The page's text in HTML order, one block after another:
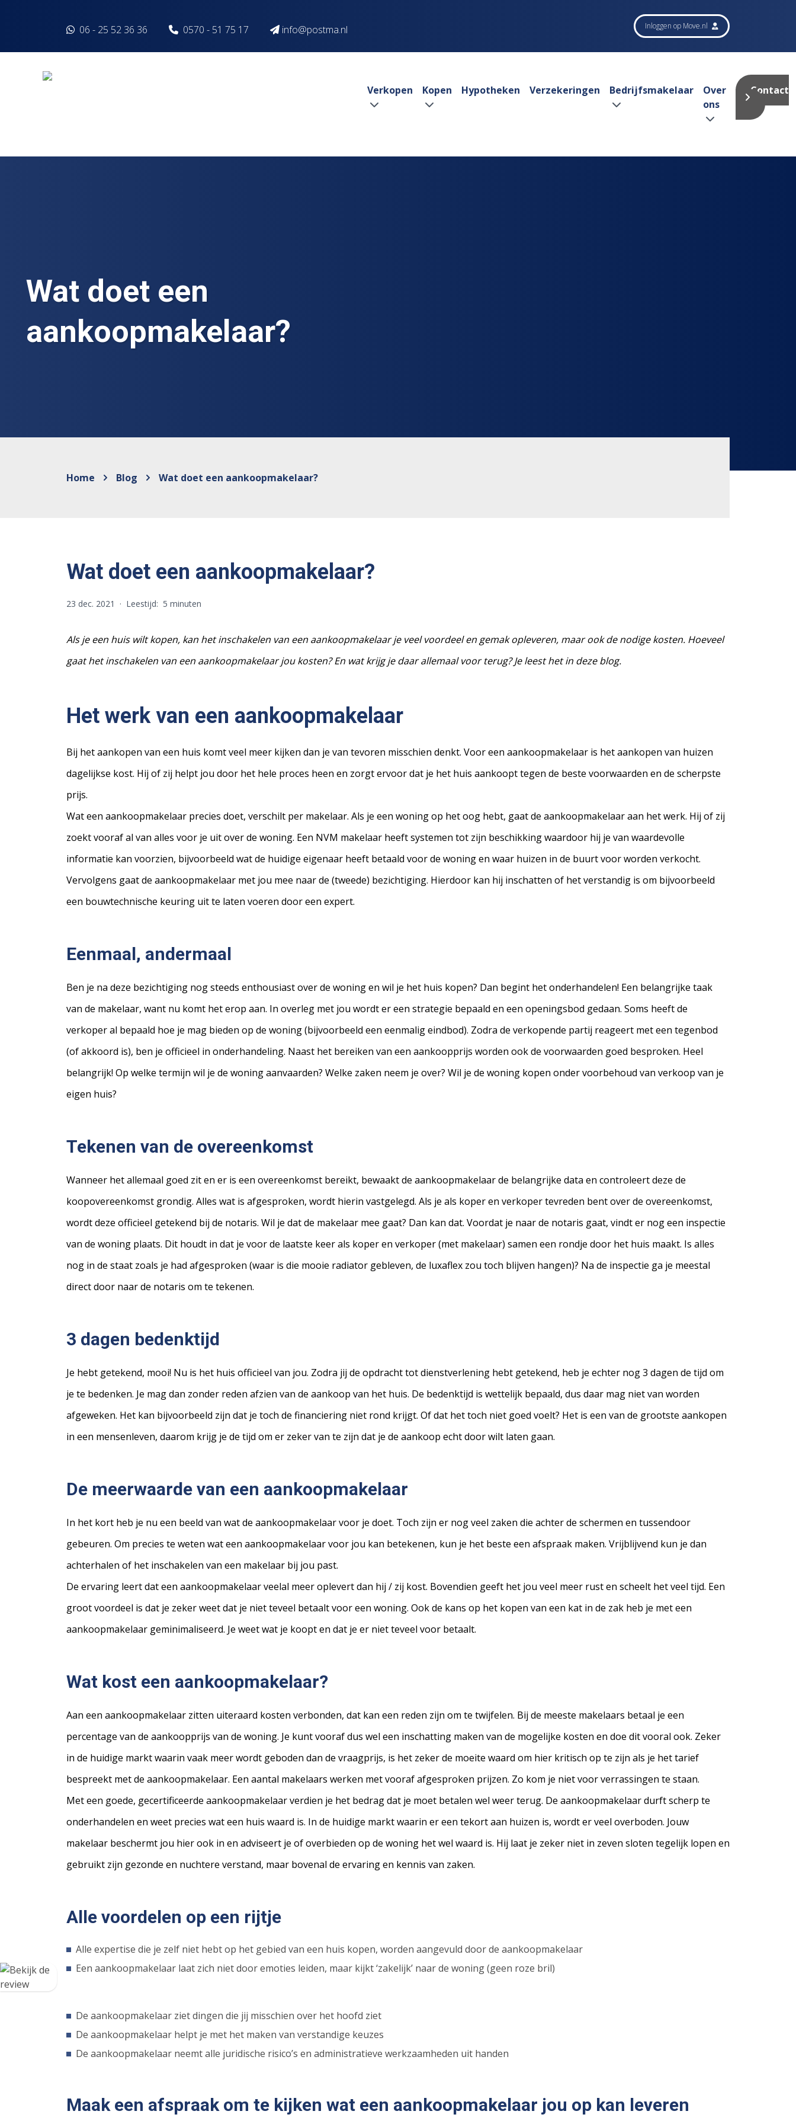
06 - 25 52 36 36
0570 - 51 75 17 info@postma.nl Inloggen op Move.nl
Verkopen Kopen Hypotheken Verzekeringen Bedrijfsmakelaar
Over
ons
Contact
Wat doet een
aankoopmakelaar?
Home Blog Wat doet een aankoopmakelaar?
Wat doet een aankoopmakelaar?
23 dec. 2021 · Leestijd: 5 minuten
Als je een huis wilt kopen, kan het inschakelen van een aankoopmakelaar je veel voordeel en gemak opleveren, maar ook de nodige kosten. Hoeveel
gaat het inschakelen van een aankoopmakelaar jou kosten? En wat krijg je daar allemaal voor terug? Je leest het in deze blog.
Het werk van een aankoopmakelaar
Bij het aankopen van een huis komt veel meer kijken dan je van tevoren misschien denkt. Voor een aankoopmakelaar is het aankopen van huizen
dagelijkse kost. Hij of zij helpt jou door het hele proces heen en zorgt ervoor dat je het huis aankoopt tegen de beste voorwaarden en de scherpste
prijs.
Wat een aankoopmakelaar precies doet, verschilt per makelaar. Als je een woning op het oog hebt, gaat de aankoopmakelaar aan het werk. Hij of zij
zoekt vooraf al van alles voor je uit over de woning. Een NVM makelaar heeft systemen tot zijn beschikking waardoor hij je van waardevolle
informatie kan voorzien, bijvoorbeeld wat de huidige eigenaar heeft betaald voor de woning en waar huizen in de buurt voor worden verkocht.
Vervolgens gaat de aankoopmakelaar met jou mee naar de (tweede) bezichtiging. Hierdoor kan hij inschatten of het verstandig is om bijvoorbeeld
een bouwtechnische keuring uit te laten voeren door een expert.
Eenmaal, andermaal
Ben je na deze bezichtiging nog steeds enthousiast over de woning en wil je het huis kopen? Dan begint het onderhandelen! Een belangrijke taak
van de makelaar, want nu komt het erop aan. In overleg met jou wordt er een strategie bepaald en een openingsbod gedaan. Soms heeft de
verkoper al bepaald hoe je mag bieden op de woning (bijvoorbeeld een eenmalig eindbod). Zodra de verkopende partij reageert met een tegenbod
(of akkoord is), ben je officieel in onderhandeling. Naast het bereiken van een aankoopprijs worden ook de voorwaarden goed besproken. Heel
belangrijk! Op welke termijn wil je de woning aanvaarden? Welke zaken neem je over? Wil je de woning kopen onder voorbehoud van verkoop van je
eigen huis?
Tekenen van de overeenkomst
Wanneer het allemaal goed zit en er is een overeenkomst bereikt, bewaakt de aankoopmakelaar de belangrijke data en controleert deze de
koopovereenkomst grondig. Alles wat is afgesproken, wordt hierin vastgelegd. Als je als koper en verkoper tevreden bent over de overeenkomst,
wordt deze officieel getekend bij de notaris. Wil je dat de makelaar mee gaat? Dan kan dat. Voordat je naar de notaris gaat, vindt er nog een inspectie
van de woning plaats. Dit houdt in dat je voor de laatste keer als koper en verkoper (met makelaar) samen een rondje door het huis maakt. Is alles
nog in de staat zoals je had afgesproken (waar is die mooie radiator gebleven, de luxaflex zou toch blijven hangen)? Na de inspectie ga je meestal
direct door naar de notaris om te tekenen.
3 dagen bedenktijd
Je hebt getekend, mooi! Nu is het huis officieel van jou. Zodra jij de opdracht tot dienstverlening hebt getekend, heb je echter nog 3 dagen de tijd om
je te bedenken. Je mag dan zonder reden afzien van de aankoop van het huis. De bedenktijd is wettelijk bepaald, dus daar mag niet van worden
afgeweken. Het kan bijvoorbeeld zijn dat je toch de financiering niet rond krijgt. Of dat het toch niet goed voelt? Het is een van de grootste aankopen
in een mensenleven, daarom krijg je de tijd om er zeker van te zijn dat je de aankoop echt door wilt laten gaan.
De meerwaarde van een aankoopmakelaar
In het kort heb je nu een beeld van wat de aankoopmakelaar voor je doet. Toch zijn er nog veel zaken die achter de schermen en tussendoor
gebeuren. Om precies te weten wat een aankoopmakelaar voor jou kan betekenen, kun je het beste een afspraak maken. Vrijblijvend kun je dan
achterhalen of het inschakelen van een makelaar bij jou past.
De ervaring leert dat een aankoopmakelaar veelal meer oplevert dan hij / zij kost. Bovendien geeft het jou veel meer rust en scheelt het veel tijd. Een
groot voordeel is dat je zeker weet dat je niet teveel betaalt voor een woning. Ook de kans op het kopen van een kat in de zak heb je met een
aankoopmakelaar geminimaliseerd. Je weet wat je koopt en dat je er niet teveel voor betaalt.
Wat kost een aankoopmakelaar?
Aan een aankoopmakelaar zitten uiteraard kosten verbonden, dat kan een reden zijn om te twijfelen. Bij de meeste makelaars betaal je een
percentage van de aankoopprijs van de woning. Je kunt vooraf dus wel een inschatting maken van de mogelijke kosten en doe dit vooral ook. Zeker
in de huidige markt waarin vaak meer wordt geboden dan de vraagprijs, is het zeker de moeite waard om hier kritisch op te zijn als je het tarief
bespreekt met de aankoopmakelaar. Een aantal makelaars werken met vooraf afgesproken prijzen. Zo kom je niet voor verrassingen te staan.
Met een goede, gecertificeerde aankoopmakelaar verdien je het bedrag dat je moet betalen wel weer terug. De aankoopmakelaar durft scherp te
onderhandelen en weet precies wat een huis waard is. In de huidige markt waarin er een tekort aan huizen is, wordt er veel overboden. Jouw
makelaar beschermt jou hier ook in en adviseert je of overbieden op de woning het wel waard is. Hij laat je zeker niet in zeven sloten tegelijk lopen en
gebruikt zijn gezonde en nuchtere verstand, maar bovenal de ervaring en kennis van zaken.
Alle voordelen op een rijtje
Alle expertise die je zelf niet hebt op het gebied van een huis kopen, worden aangevuld door de aankoopmakelaar
Een aankoopmakelaar laat zich niet door emoties leiden, maar kijkt ‘zakelijk’ naar de woning (geen roze bril)
De aankoopmakelaar ziet dingen die jij misschien over het hoofd ziet
De aankoopmakelaar helpt je met het maken van verstandige keuzes
De aankoopmakelaar neemt alle juridische risico’s en administratieve werkzaamheden uit handen
Maak een afspraak om te kijken wat een aankoopmakelaar jou op kan leveren